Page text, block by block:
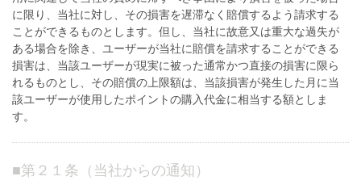
に限り、当社に対し、その損害を遅滞なく賠償するよう請求する
ことができるものとします。但し、当社に故意又は重大な過失が
ある場合を除き、ユーザーが当社に賠償を請求することができる
損害は、当該ユーザーが現実に被った通常かつ直接の損害に限ら
れるものとし、その賠償の上限額は、当該損害が発生した月に当
該ユーザーが使用したポイントの購入代金に相当する額としま
す。
■第２１条（当社からの通知）